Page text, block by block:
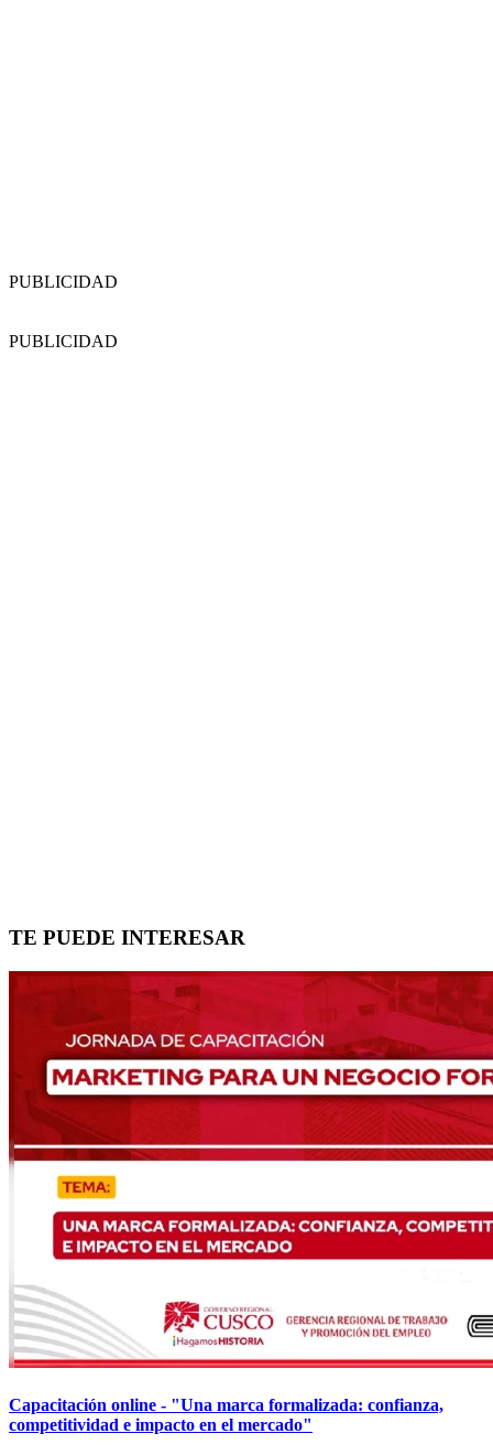
PUBLICIDAD
PUBLICIDAD
TE PUEDE INTERESAR
Capacitación online - "Una marca formalizada: confianza,
competitividad e impacto en el mercado"